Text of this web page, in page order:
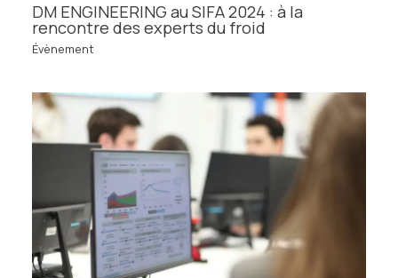
DM ENGINEERING au SIFA 2024 : à la
rencontre des experts du froid
Évènement